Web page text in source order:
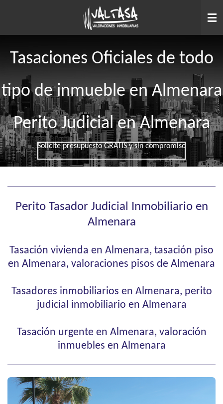
contenido
Tasaciones Oficiales de todo
tipo de inmueble en Almenara
Perito Judicial en Almenara
Solicite presupuesto GRATIS y sin compromiso
Perito Tasador Judicial Inmobiliario en
Almenara
Tasación vivienda en Almenara, tasación piso
en Almenara, valoraciones pisos de Almenara
Tasadores inmobiliarios en Almenara, perito
judicial inmobiliario en Almenara
Tasación urgente en Almenara, valoración
inmuebles en Almenara